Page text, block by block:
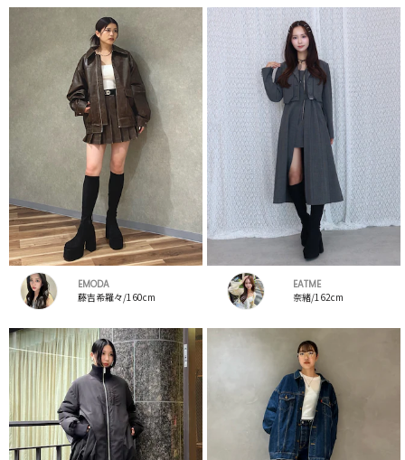
EMODA
藤吉希羅々/160cm
EATME
奈緒/162cm